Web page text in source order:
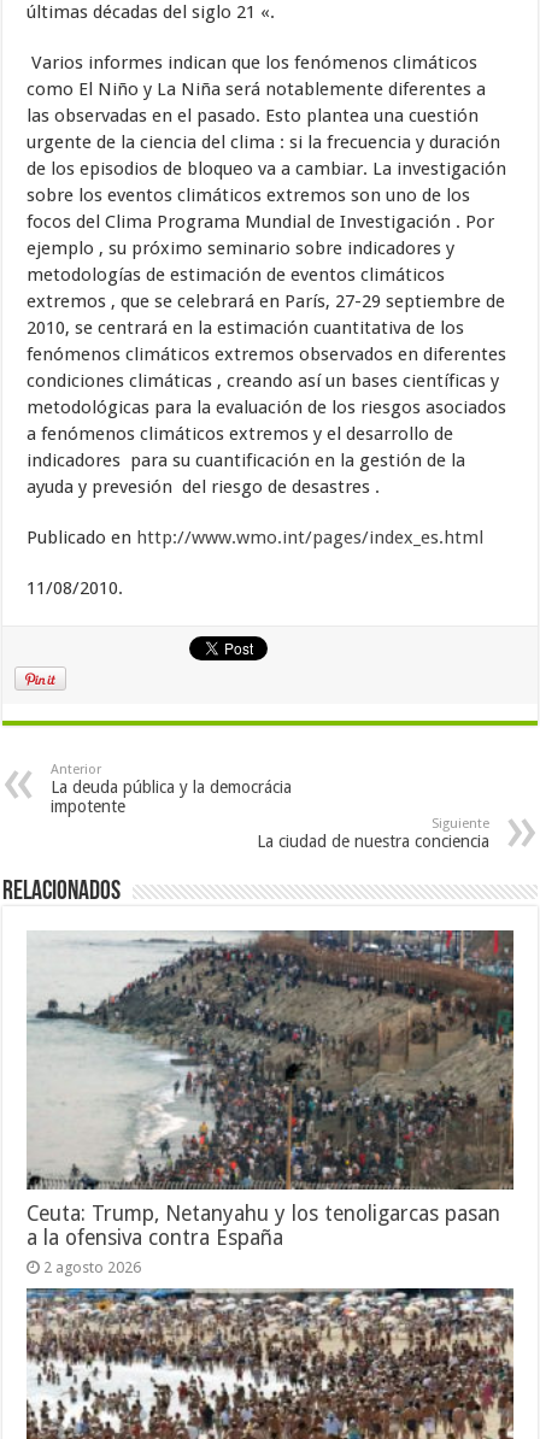
últimas décadas del siglo 21 «.
Varios informes indican que los fenómenos climáticos
como El Niño y La Niña será notablemente diferentes a
las observadas en el pasado. Esto plantea una cuestión
urgente de la ciencia del clima : si la frecuencia y duración
de los episodios de bloqueo va a cambiar. La investigación
sobre los eventos climáticos extremos son uno de los
focos del Clima Programa Mundial de Investigación . Por
ejemplo , su próximo seminario sobre indicadores y
metodologías de estimación de eventos climáticos
extremos , que se celebrará en París, 27-29 septiembre de
2010, se centrará en la estimación cuantitativa de los
fenómenos climáticos extremos observados en diferentes
condiciones climáticas , creando así un bases científicas y
metodológicas para la evaluación de los riesgos asociados
a fenómenos climáticos extremos y el desarrollo de
indicadores para su cuantificación en la gestión de la
ayuda y prevesión del riesgo de desastres .
Publicado en http://www.wmo.int/pages/index_es.html
11/08/2010.
Anterior
La deuda pública y la democrácia
impotente
Siguiente
La ciudad de nuestra conciencia
Relacionados
Ceuta: Trump, Netanyahu y los tenoligarcas pasan
a la ofensiva contra España
2 agosto 2026